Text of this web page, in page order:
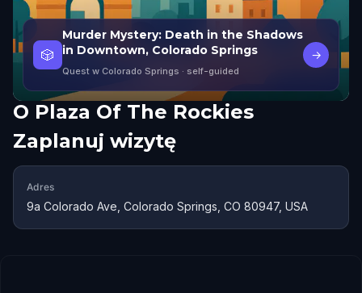
🎲
Murder Mystery: Death in the Shadows
in Downtown, Colorado Springs
Quest w Colorado Springs · self-guided
→
O Plaza Of The Rockies
Zaplanuj wizytę
Adres
9a Colorado Ave, Colorado Springs, CO 80947, USA